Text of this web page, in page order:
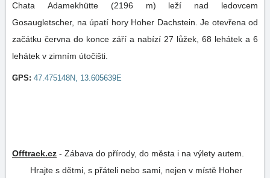
Chata Adamekhütte (2196 m) leží nad ledovcem
Gosaugletscher, na úpatí hory Hoher Dachstein. Je otevřena od
začátku června do konce září a nabízí 27 lůžek, 68 lehátek a 6
lehátek v zimním útočišti.
GPS: 47.475148N, 13.605639E
Offtrack.cz - Zábava do přírody, do města i na výlety autem.
Hrajte s dětmi, s přáteli nebo sami, nejen v místě Hoher